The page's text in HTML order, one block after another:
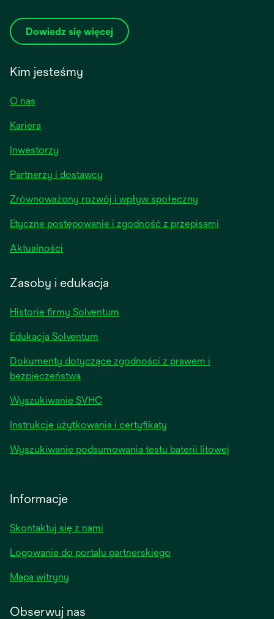
Dowiedz się więcej
Kim jesteśmy
O nas
Kariera
Inwestorzy
a
new
Partnerzy i dostawcy
Zrównoważony rozwój i wpływ społeczny
Etyczne postępowanie i zgodność z przepisami
Aktualności
tab
Zasoby i edukacja
Historie firmy Solventum
Edukacja Solventum
Dokumenty dotyczące zgodności z prawem i
bezpieczeństwa
Wyszukiwanie SVHC
Instrukcje użytkowania i certyfikaty
Wyszukiwanie podsumowania testu baterii litowej
Informacje
Skontaktuj się z nami
Logowanie do portalu partnerskiego
Mapa witryny
Obserwuj nas